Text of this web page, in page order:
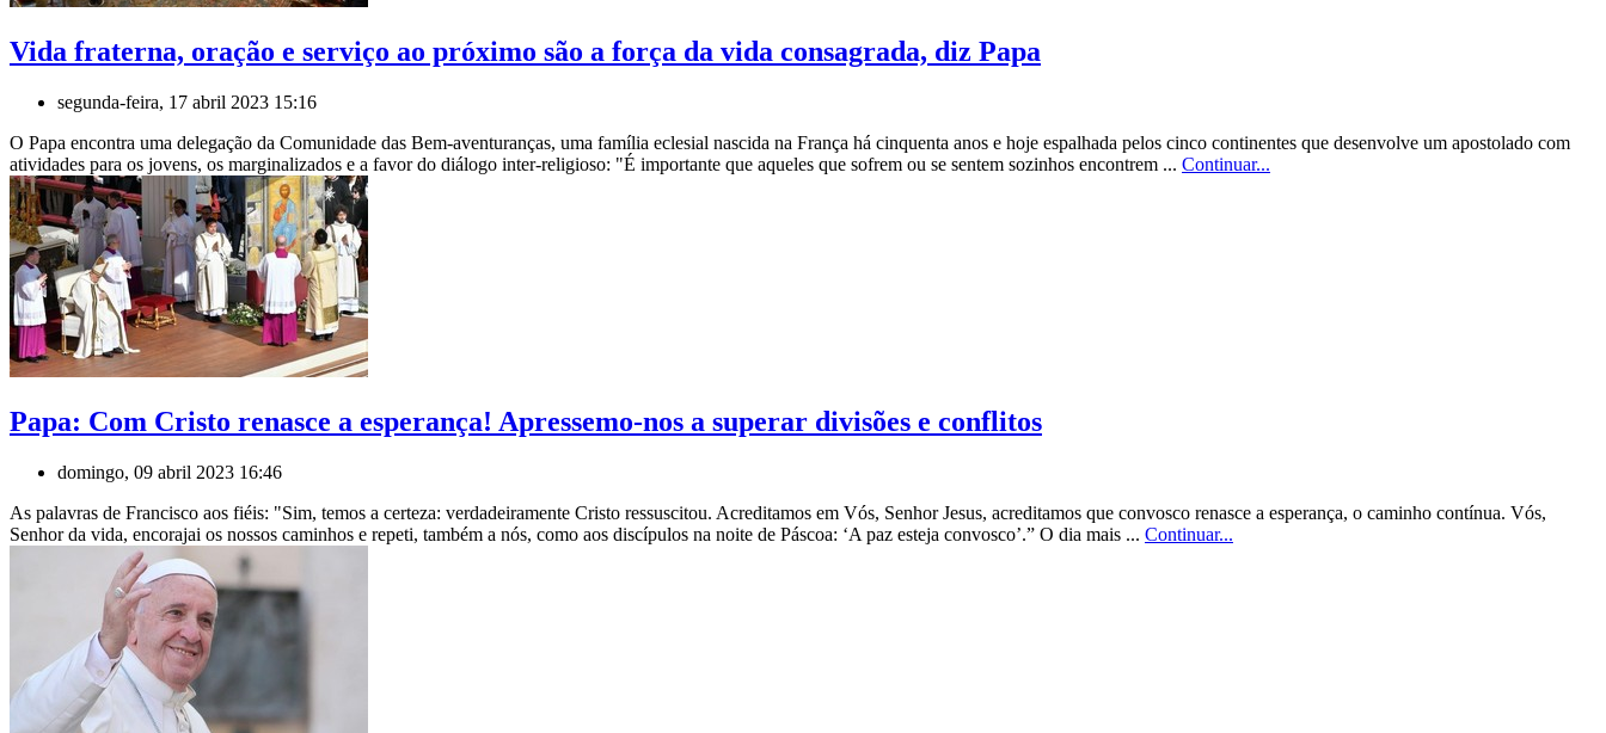
Vida fraterna, oração e serviço ao próximo são a força da vida consagrada, diz Papa
segunda-feira, 17 abril 2023 15:16
O Papa encontra uma delegação da Comunidade das Bem-aventuranças, uma família eclesial nascida na França há cinquenta anos e hoje espalhada pelos cinco continentes que desenvolve um apostolado com
atividades para os jovens, os marginalizados e a favor do diálogo inter-religioso: "É importante que aqueles que sofrem ou se sentem sozinhos encontrem ... Continuar...
Papa: Com Cristo renasce a esperança! Apressemo-nos a superar divisões e conflitos
domingo, 09 abril 2023 16:46
As palavras de Francisco aos fiéis: "Sim, temos a certeza: verdadeiramente Cristo ressuscitou. Acreditamos em Vós, Senhor Jesus, acreditamos que convosco renasce a esperança, o caminho contínua. Vós,
Senhor da vida, encorajai os nossos caminhos e repeti, também a nós, como aos discípulos na noite de Páscoa: ‘A paz esteja convosco’.” O dia mais ... Continuar...